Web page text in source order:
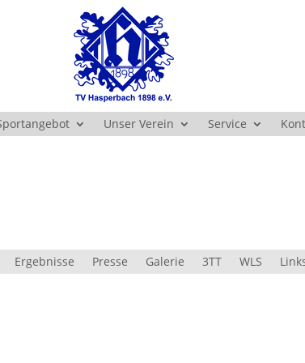
Unser Verein Service
Ergebnisse Presse Galerie 3TT WLS